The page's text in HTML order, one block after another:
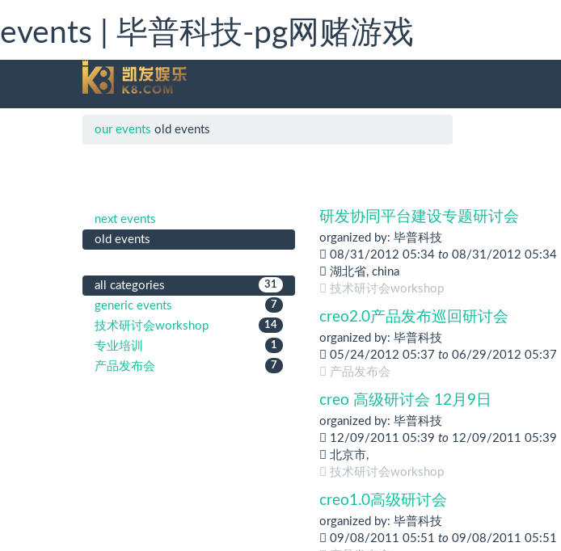
events | 毕普科技-pg网赌游戏
our events old events
next events
old events
all categories 31
generic events 7
技术研讨会workshop 14
专业培训 1
产品发布会 7
研发协同平台建设专题研讨会
organized by: 毕普科技
08/31/2012 05:34 to 08/31/2012 05:34
湖北省, china
技术研讨会workshop
creo2.0产品发布巡回研讨会
organized by: 毕普科技
05/24/2012 05:37 to 06/29/2012 05:37
产品发布会
creo 高级研讨会 12月9日
organized by: 毕普科技
12/09/2011 05:39 to 12/09/2011 05:39
北京市,
技术研讨会workshop
creo1.0高级研讨会
organized by: 毕普科技
09/08/2011 05:51 to 09/08/2011 05:51